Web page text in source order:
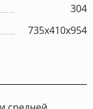
304
735х410х954